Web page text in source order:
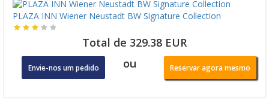
PLAZA INN Wiener Neustadt BW Signature Collection
Total de 329.38 EUR
Envie-nos um pedido ou Reservar agora mesmo